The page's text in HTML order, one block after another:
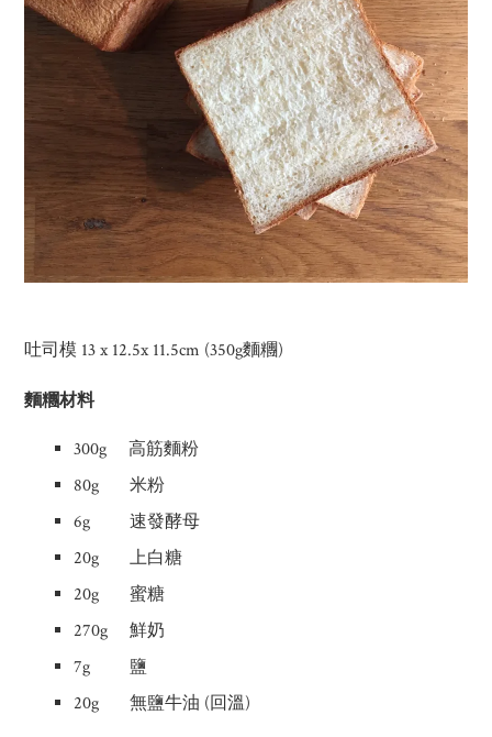
吐司模 13 x 12.5x 11.5cm (350g麵糰)
麵糰材料
300g 高筋麵粉
80g 米粉
6g 速發酵母
20g 上白糖
20g 蜜糖
270g 鮮奶
7g 鹽
20g 無鹽牛油 (回溫)